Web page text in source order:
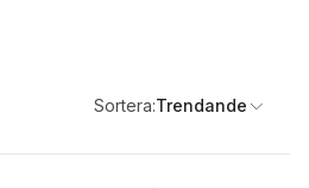
Sortera:Trendande